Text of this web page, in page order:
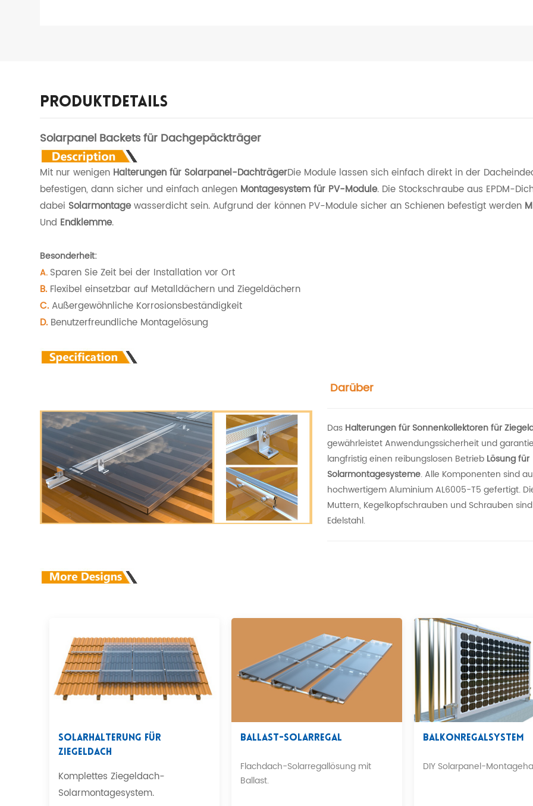
Produktdetails
Solarpanel Backets für Dachgepäckträger
Mit nur wenigen Halterungen für Solarpanel-DachträgerDie Module lassen sich einfach direkt in der
befestigen, dann sicher und einfach anlegen Montagesystem für PV-Module. Die Stockschraube aus EPDM-
dabei Solarmontagewasserdicht sein. Aufgrund der können PV-Module sicher an Schienen befestigt werden
Und Endklemme.
Besonderheit:
A. Sparen Sie Zeit bei der Installation vor Ort
B. Flexibel einsetzbar auf Metalldächern und Ziegeldächern
C.Außergewöhnliche Korrosionsbeständigkeit
D. Benutzerfreundliche Montagelösung
Darüber
Das Halterungen für Sonnenkollektoren für
gewährleistet Anwendungssicherheit und
langfristig einen reibungslosen Betrieb Lösung für
Solarmontagesysteme. Alle Komponenten sind
hochwertigem Aluminium AL6005-T5 gefertigt.
Muttern, Kegelkopfschrauben und Schrauben
Edelstahl.
Solarhalterung Für
Ziegeldach
Komplettes Ziegeldach-
Solarmontagesystem.
Ballast-Solarregal
Flachdach-Solarregallösung mit
Ballast.
Balkonregalsystem
DIY Solarpanel-